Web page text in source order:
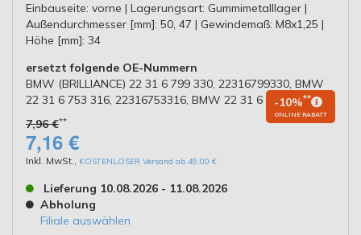
Einbauseite: vorne | Lagerungsart: Gummimetalllager |
Außendurchmesser [mm]: 50, 47 | Gewindemaß: M8x1,25 |
Höhe [mm]: 34
ersetzt folgende OE-Nummern
BMW (BRILLIANCE) 22 31 6 799 330, 22316799330, BMW
22 31 6 753 316, 22316753316, BMW 22 31 6 771 220
7,96 €**
-10%**
ONLINE RABATT
7,16 €
Inkl. MwSt., KOSTENLOSER Versand ab 49,00 €
Lieferung 10.08.2026 - 11.08.2026
Abholung
Filiale auswählen